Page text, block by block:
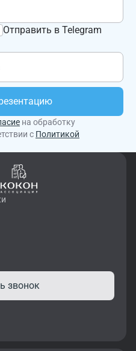
Отправить в Telegram
на обработку
с Политикой
звонок